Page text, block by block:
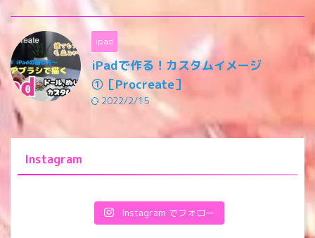
ipad
iPadで作る！カスタムイメージ
①［Procreate］
2022/2/15
Instagram
Instagram でフォロー